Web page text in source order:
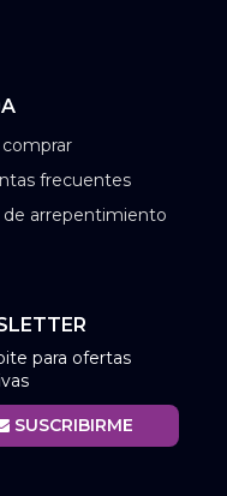
frecuentes
arrepentimiento
para ofertas
SUSCRIBIRME